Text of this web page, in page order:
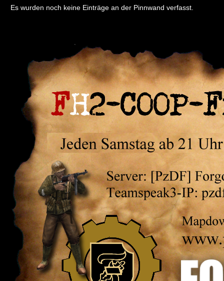
Es wurden noch keine Einträge an der Pinnwand verfasst.